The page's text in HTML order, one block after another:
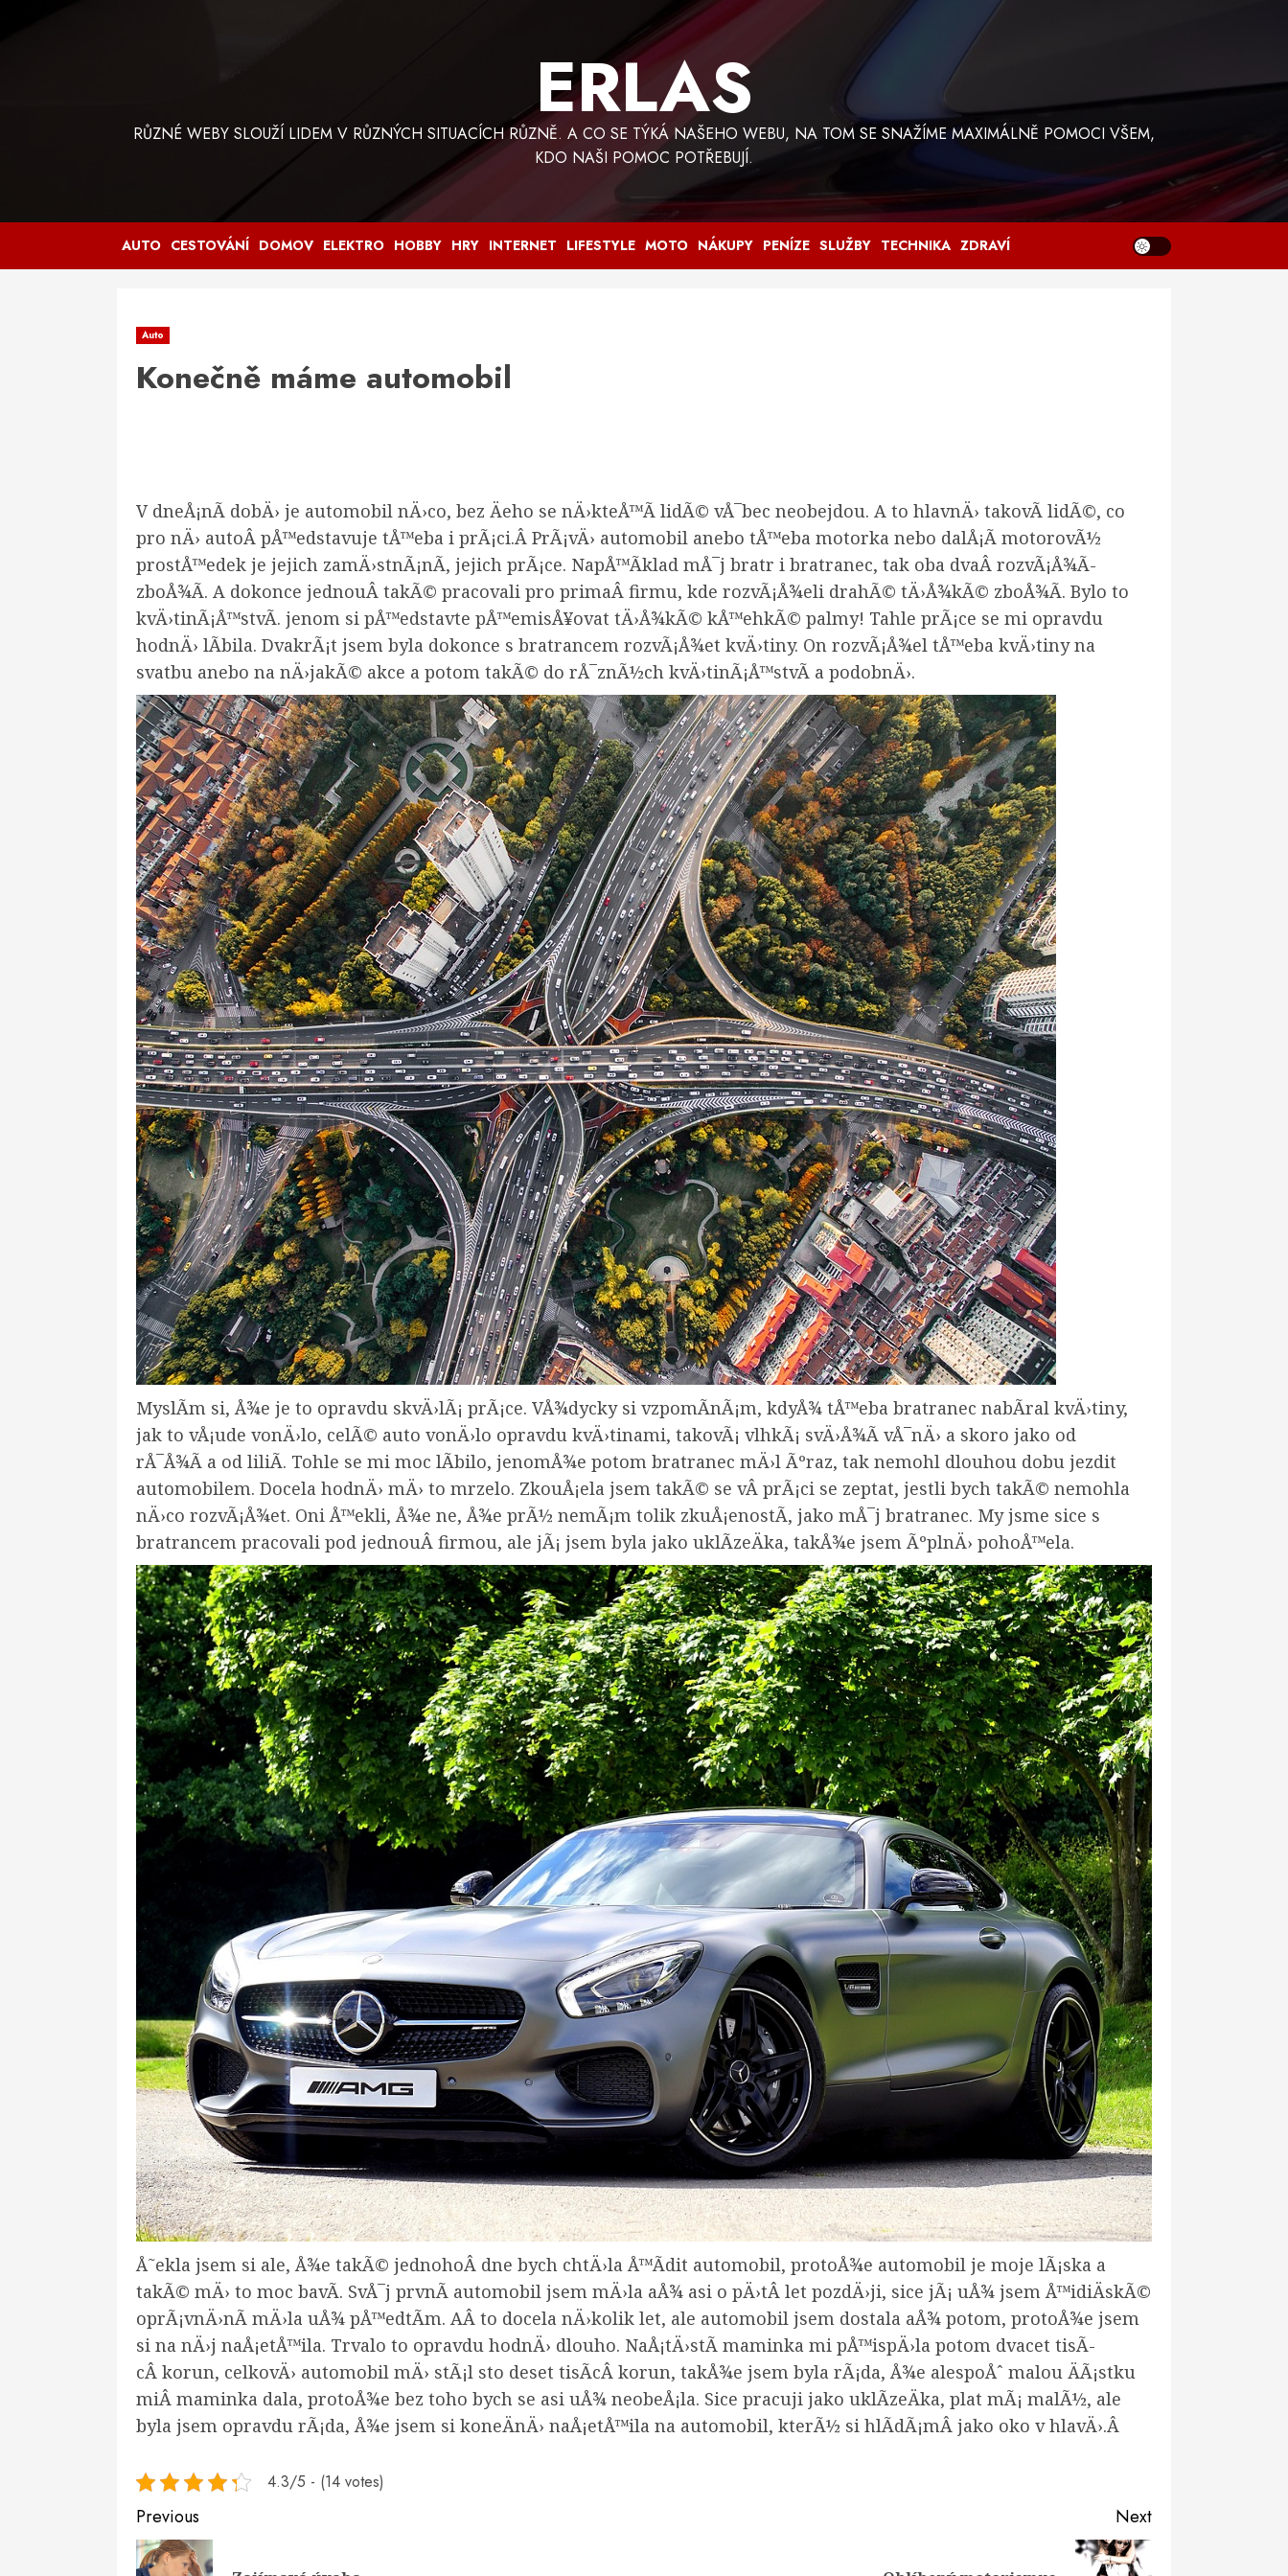
ERLAS
RŮZNÉ WEBY SLOUŽÍ LIDEM V RŮZNÝCH SITUACÍCH RŮZNĚ. A CO SE TÝKÁ NAŠEHO WEBU, NA TOM SE SNAŽÍME MAXIMÁLNĚ POMOCI VŠEM,
KDO NAŠI POMOC POTŘEBUJÍ.
AUTO CESTOVÁNÍ DOMOV ELEKTRO HOBBY HRY INTERNET LIFESTYLE MOTO NÁKUPY PENÍZE SLUŽBY TECHNIKA ZDRAVÍ
Auto
Konečně máme automobil
V dneÅ¡nÃ­ dobÄ› je automobil nÄ›co, bez Äeho se nÄ›kteÅ™Ã­ lidÃ© vÅ¯bec neobejdou. A to hlavnÄ› takovÃ­ lidÃ©, co
pro nÄ› autoÂ pÅ™edstavuje tÅ™eba i prÃ¡ci.Â PrÃ¡vÄ› automobil anebo tÅ™eba motorka nebo dalÅ¡Ã­ motorovÃ½
prostÅ™edek je jejich zamÄ›stnÃ¡nÃ­, jejich prÃ¡ce. NapÅ™Ã­klad mÅ¯j bratr i bratranec, tak oba dvaÂ rozvÃ¡Å¾Ã­
zboÅ¾Ã­. A dokonce jednouÂ takÃ© pracovali pro primaÂ firmu, kde rozvÃ¡Å¾eli drahÃ© tÄ›Å¾kÃ© zboÅ¾Ã­. Bylo to
kvÄ›tinÃ¡Å™stvÃ­. jenom si pÅ™edstavte pÅ™emisÅ¥ovat tÄ›Å¾kÃ© kÅ™ehkÃ© palmy! Tahle prÃ¡ce se mi opravdu
hodnÄ› lÃ­bila. DvakrÃ¡t jsem byla dokonce s bratrancem rozvÃ¡Å¾et kvÄ›tiny. On rozvÃ¡Å¾el tÅ™eba kvÄ›tiny na
svatbu anebo na nÄ›jakÃ© akce a potom takÃ© do rÅ¯znÃ½ch kvÄ›tinÃ¡Å™stvÃ­ a podobnÄ›.
MyslÃ­m si, Å¾e je to opravdu skvÄ›lÃ¡ prÃ¡ce. VÅ¾dycky si vzpomÃ­nÃ¡m, kdyÅ¾ tÅ™eba bratranec nabÃ­ral kvÄ›tiny,
jak to vÅ¡ude vonÄ›lo, celÃ© auto vonÄ›lo opravdu kvÄ›tinami, takovÃ¡ vlhkÃ¡ svÄ›Å¾Ã­ vÅ¯nÄ› a skoro jako od
rÅ¯Å¾Ã­ a od liliÃ­. Tohle se mi moc lÃ­bilo, jenomÅ¾e potom bratranec mÄ›l Ãºraz, tak nemohl dlouhou dobu jezdit
automobilem. Docela hodnÄ› mÄ› to mrzelo. ZkouÅ¡ela jsem takÃ© se vÂ prÃ¡ci se zeptat, jestli bych takÃ© nemohla
nÄ›co rozvÃ¡Å¾et. Oni Å™ekli, Å¾e ne, Å¾e prÃ½ nemÃ¡m tolik zkuÅ¡enostÃ­, jako mÅ¯j bratranec. My jsme sice s
bratrancem pracovali pod jednouÂ firmou, ale jÃ¡ jsem byla jako uklÃ­zeÄka, takÅ¾e jsem ÃºplnÄ› pohoÅ™ela.
Å˜ekla jsem si ale, Å¾e takÃ© jednohoÂ dne bych chtÄ›la Å™Ã­dit automobil, protoÅ¾e automobil je moje lÃ¡ska a
takÃ© mÄ› to moc bavÃ­. SvÅ¯j prvnÃ­ automobil jsem mÄ›la aÅ¾ asi o pÄ›tÂ let pozdÄ›ji, sice jÃ¡ uÅ¾ jsem Å™idiÄskÃ©
oprÃ¡vnÄ›nÃ­ mÄ›la uÅ¾ pÅ™edtÃ­m. AÂ to docela nÄ›kolik let, ale automobil jsem dostala aÅ¾ potom, protoÅ¾e jsem
si na nÄ›j naÅ¡etÅ™ila. Trvalo to opravdu hodnÄ› dlouho. NaÅ¡tÄ›stÃ­ maminka mi pÅ™ispÄ›la potom dvacet tisÃ­
cÂ korun, celkovÄ› automobil mÄ› stÃ¡l sto deset tisÃ­cÂ korun, takÅ¾e jsem byla rÃ¡da, Å¾e alespoÅˆ malou ÄÃ¡stku
miÂ maminka dala, protoÅ¾e bez toho bych se asi uÅ¾ neobeÅ¡la. Sice pracuji jako uklÃ­zeÄka, plat mÃ¡ malÃ½, ale
byla jsem opravdu rÃ¡da, Å¾e jsem si koneÄnÄ› naÅ¡etÅ™ila na automobil, kterÃ½ si hlÃ­dÃ¡mÂ jako oko v hlavÄ›.Â
4.3/5 - (14 votes)
Continue
Reading
Previous Next